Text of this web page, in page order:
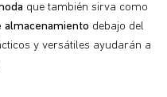
que también sirva como
almacenamiento debajo del
y versátiles ayudarán a